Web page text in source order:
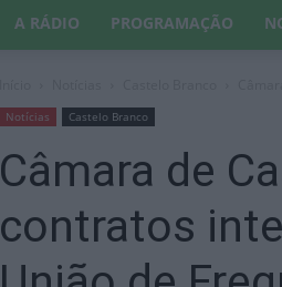
A RÁDIO
PROGRAMAÇÃO
Notícias Castelo Branco
Câmara de
contratos